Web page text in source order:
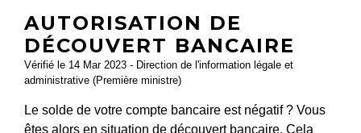
AUTORISATION DE
DÉCOUVERT BANCAIRE
Vérifié le 14 Mar 2023 - Direction de l'information légale et
administrative (Première ministre)
Le solde de votre compte bancaire est négatif ? Vous
êtes alors en situation de découvert bancaire. Cela